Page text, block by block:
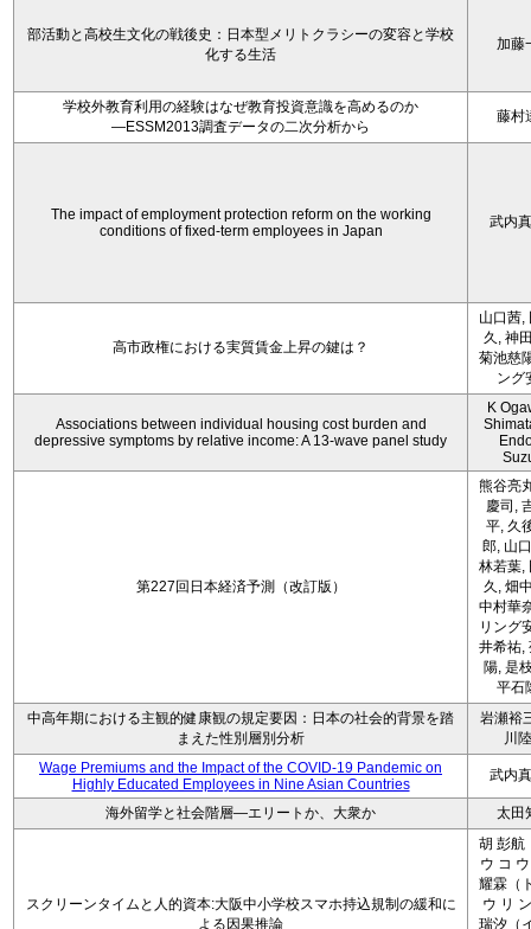
部活動と高校生文化の戦後史：日本型メリトクラシーの変容と学校
化する生活
加藤
学校外教育利用の経験はなぜ教育投資意識を高めるのか
―ESSM2013調査データの二次分析から
藤村
The impact of employment protection reform on the working
conditions of fixed-term employees in Japan
武内
高市政権における実質賃金上昇の鍵は？
山口茜,
久, 神
菊池慈
ング
Associations between individual housing cost burden and
depressive symptoms by relative income: A 13-wave panel study
K
第227回日本経済予測（改訂版）
熊谷亮
慶司,
平, 久
郎, 山
林若葉,
久, 畑
中村華
リング
井希祐,
陽, 是
平石
中高年期における主観的健康観の規定要因：日本の社会的背景を踏
まえた性別層別分析
岩瀬裕
川
Wage Premiums and the Impact of the COVID‑19 Pandemic on
Highly Educated Employees in Nine Asian Countries
武内
海外留学と社会階層―エリートか、大衆か 太田
スクリーンタイムと人的資本:大阪中小学校スマホ持込規制の緩和に
よる因果推論
胡 彭航
ウ コ
耀霖（
ウ リ
瑞汐（